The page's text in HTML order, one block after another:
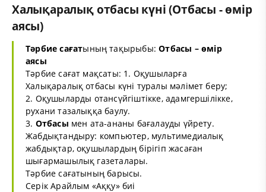
Халықаралық отбасы күні (Отбасы - өмір
аясы)
Тәрбие сағатының тақырыбы:Отбасы – өмір
аясы
Тәрбие сағат мақсаты: 1. Оқушыларға
Халықаралық отбасы күні туралы мәлімет беру;
2. Оқушыларды отансүйгіштікке, адамгершілікке,
рухани тазалыққа баулу.
3. Отбасы мен ата-ананы бағалауды үйрету.
Жабдықтандыру: компьютер, мультимедиалық
жабдықтар, оқушылардың бірігіп жасаған
шығармашылық газеталары.
Тәрбие сағатының барысы.
Серік Арайлым «Аққу» биі